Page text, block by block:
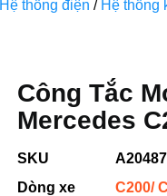
Hệ thống điện / Hệ thống
Công Tắc
Mercedes
SKU
Dòng xe
C200/